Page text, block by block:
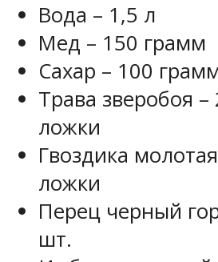
Вода – 1,5 л
Мед – 150 грамм
Сахар – 100
Трава зверобоя
ложки
Гвоздика
ложки
Перец черный
шт.